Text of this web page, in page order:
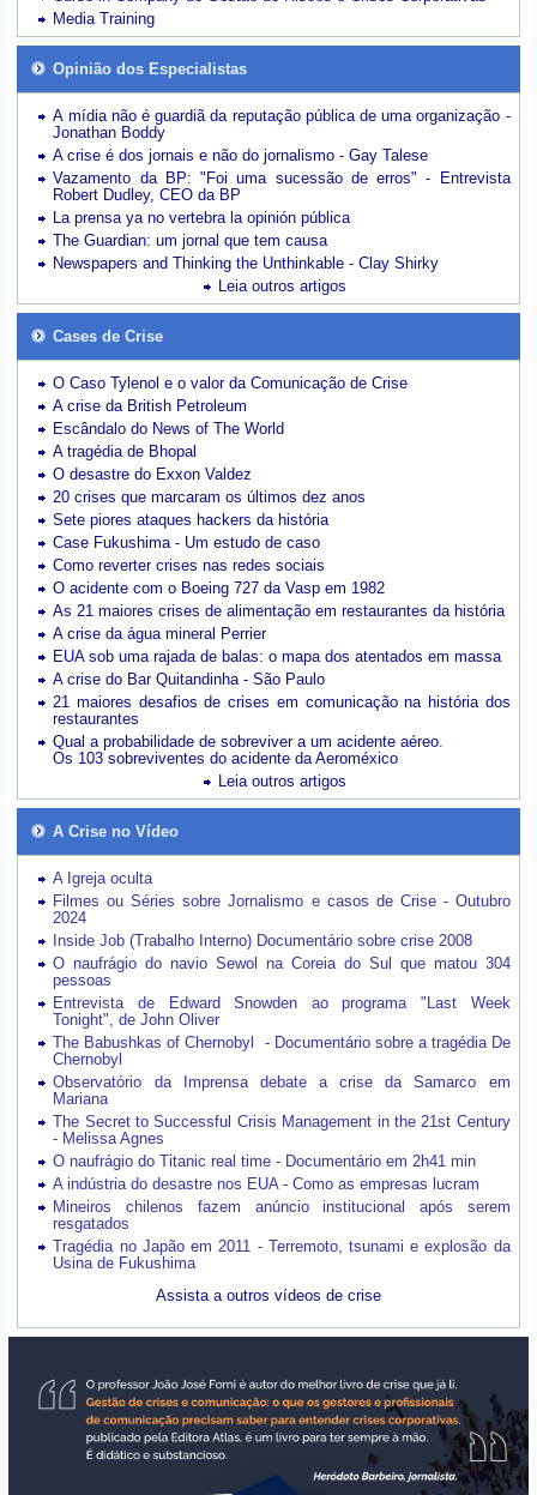
Media Training
Opinião dos Especialistas
A mídia não é guardiã da reputação pública de uma organização -
Jonathan Boddy
A crise é dos jornais e não do jornalismo - Gay Talese
Vazamento da BP: "Foi uma sucessão de erros" - Entrevista
Robert Dudley, CEO da BP
La prensa ya no vertebra la opinión pública
The Guardian: um jornal que tem causa
Newspapers and Thinking the Unthinkable - Clay Shirky
Leia outros artigos
Cases de Crise
O Caso Tylenol e o valor da Comunicação de Crise
A crise da British Petroleum
Escândalo do News of The World
A tragédia de Bhopal
O desastre do Exxon Valdez
20 crises que marcaram os últimos dez anos
Sete piores ataques hackers da história
Case Fukushima - Um estudo de caso
Como reverter crises nas redes sociais
O acidente com o Boeing 727 da Vasp em 1982
As 21 maiores crises de alimentação em restaurantes da história
A crise da água mineral Perrier
EUA sob uma rajada de balas: o mapa dos atentados em massa
A crise do Bar Quitandinha - São Paulo
21 maiores desafios de crises em comunicação na história dos
restaurantes
Qual a probabilidade de sobreviver a um acidente aéreo.
Os 103 sobreviventes do acidente da Aeroméxico
Leia outros artigos
A Crise no Vídeo
A Igreja oculta
Filmes ou Séries sobre Jornalismo e casos de Crise - Outubro
2024
Inside Job (Trabalho Interno) Documentário sobre crise 2008
O naufrágio do navio Sewol na Coreia do Sul que matou 304
pessoas
Entrevista de Edward Snowden ao programa "Last Week
Tonight", de John Oliver
The Babushkas of Chernobyl - Documentário sobre a tragédia De
Chernobyl
Observatório da Imprensa debate a crise da Samarco em
Mariana
The Secret to Successful Crisis Management in the 21st Century
- Melissa Agnes
O naufrágio do Titanic real time - Documentário em 2h41 min
A indústria do desastre nos EUA - Como as empresas lucram
Mineiros chilenos fazem anúncio institucional após serem
resgatados
Tragédia no Japão em 2011 - Terremoto, tsunami e explosão da
Usina de Fukushima
Assista a outros vídeos de crise